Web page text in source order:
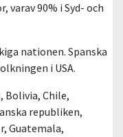
varav 90% i Syd- och
nationen. Spanska
i USA.
Bolivia, Chile,
republiken,
Guatemala,